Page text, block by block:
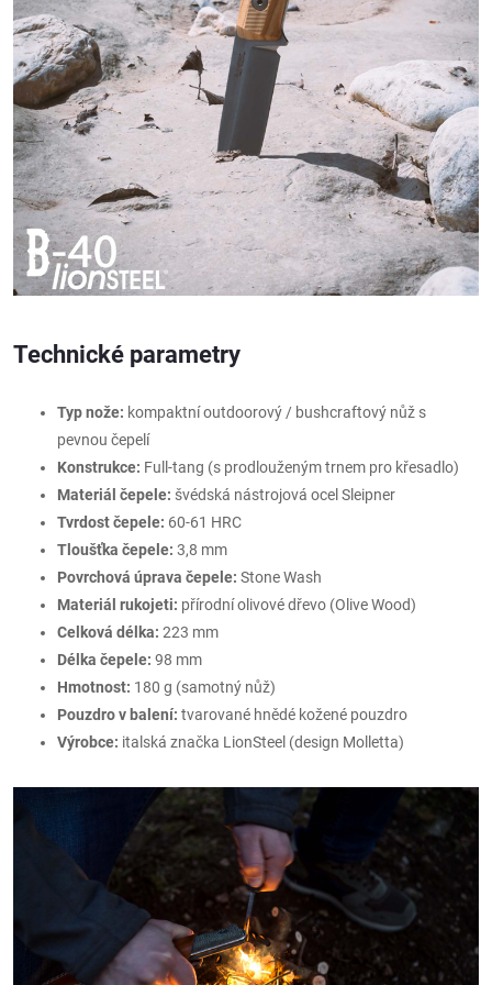
Technické parametry
Typ nože: kompaktní outdoorový / bushcraftový nůž s
pevnou čepelí
Konstrukce: Full-tang (s prodlouženým trnem pro křesadlo)
Materiál čepele: švédská nástrojová ocel Sleipner
Tvrdost čepele: 60-61 HRC
Tloušťka čepele: 3,8 mm
Povrchová úprava čepele: Stone Wash
Materiál rukojeti: přírodní olivové dřevo (Olive Wood)
Celková délka: 223 mm
Délka čepele: 98 mm
Hmotnost: 180 g (samotný nůž)
Pouzdro v balení: tvarované hnědé kožené pouzdro
Výrobce: italská značka LionSteel (design Molletta)